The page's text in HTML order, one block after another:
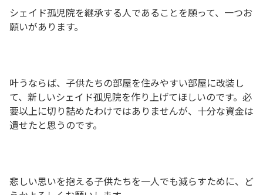
シェイド孤児院を継承する人であることを願って、一つお
願いがあります。
叶うならば、子供たちの部屋を住みやすい部屋に改装し
て、新しいシェイド孤児院を作り上げてほしいのです。必
要以上に切り詰めたわけではありませんが、十分な資金は
遺せたと思うのです。
悲しい思いを抱える子供たちを一人でも減らすために、ど